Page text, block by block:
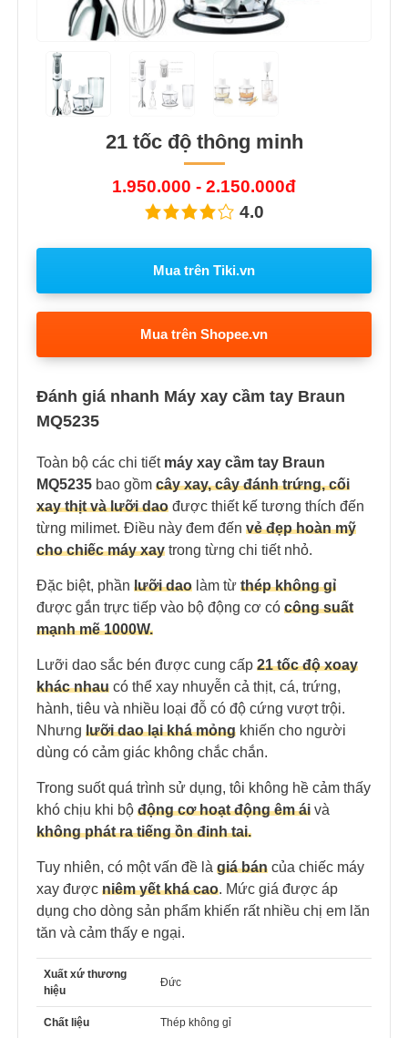
21 tốc độ thông minh
1.950.000 - 2.150.000đ
4.0
Mua trên Tiki.vn
Mua trên Shopee.vn
Đánh giá nhanh Máy xay cầm tay Braun
MQ5235
Toàn bộ các chi tiết máy xay cầm tay Braun
MQ5235 bao gồm cây xay, cây đánh trứng, cối
xay thịt và lưỡi dao được thiết kế tương thích đến
từng milimet. Điều này đem đến vẻ đẹp hoàn mỹ
cho chiếc máy xay trong từng chi tiết nhỏ.
Đặc biệt, phần lưỡi dao làm từ thép không gỉ
được gắn trực tiếp vào bộ động cơ có công suất
mạnh mẽ 1000W.
Lưỡi dao sắc bén được cung cấp 21 tốc độ xoay
khác nhau có thể xay nhuyễn cả thịt, cá, trứng,
hành, tiêu và nhiều loại đỗ có độ cứng vượt trội.
Nhưng lưỡi dao lại khá mỏng khiến cho người
dùng có cảm giác không chắc chắn.
Trong suốt quá trình sử dụng, tôi không hề cảm thấy
khó chịu khi bộ động cơ hoạt động êm ái và
không phát ra tiếng ồn đinh tai.
Tuy nhiên, có một vấn đề là giá bán của chiếc máy
xay được niêm yết khá cao. Mức giá được áp
dụng cho dòng sản phẩm khiến rất nhiều chị em lăn
tăn và cảm thấy e ngại.
Xuất xứ thương
hiệu
Đức
Chất liệu Thép không gỉ